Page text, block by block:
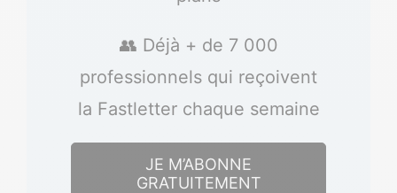
👥 Déjà + de 7 000
professionnels qui reçoivent
la Fastletter chaque semaine
JE M’ABONNE
GRATUITEMENT